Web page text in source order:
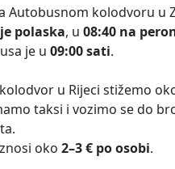
Autobusnom kolodvoru u
polaska, u 08:40 na
je u 09:00 sati.
u Rijeci stižemo
taksi i vozimo se do
oko 2–3 € po osobi.